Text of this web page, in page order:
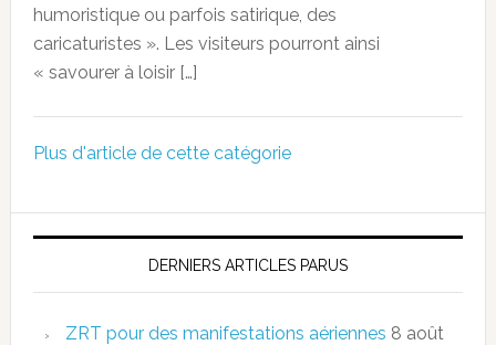
humoristique ou parfois satirique, des
caricaturistes ». Les visiteurs pourront ainsi
« savourer à loisir […]
Plus d'article de cette catégorie
DERNIERS ARTICLES PARUS
ZRT pour des manifestations aériennes 8 août